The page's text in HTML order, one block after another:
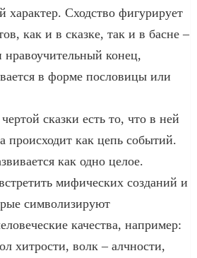
характер. Сходство фигурирует
как и в сказке, так и в басне –
нравоучительный конец,
в форме пословицы или
сказки есть то, что в ней
происходит как цепь событий.
как одно целое.
мифических созданий и
символизируют
качества, например:
хитрости, волк – алчности,